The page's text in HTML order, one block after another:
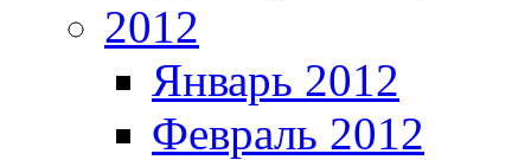
2012
Январь 2012
Февраль 2012